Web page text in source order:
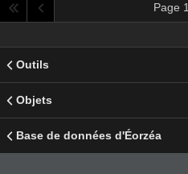
Page
Outils
Objets
Base de données d'Éorzéa